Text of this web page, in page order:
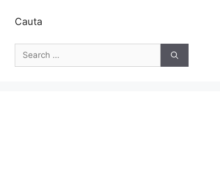
Cauta
Search
for: